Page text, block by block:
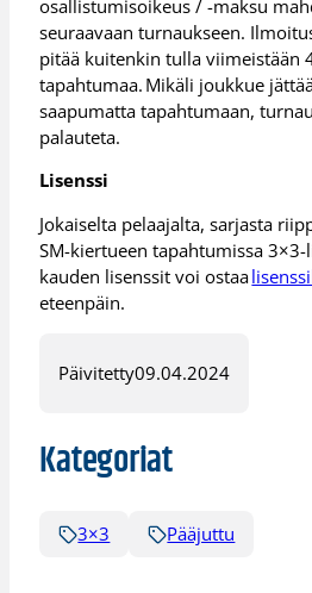
osallistumisoikeus / -maksu
seuraavaan turnaukseen.
pitää kuitenkin tulla viimeistään
tapahtumaa. Mikäli joukkue
saapumatta tapahtumaan,
palauteta.
Lisenssi
Jokaiselta pelaajalta, sarjasta
SM-kiertueen tapahtumissa 3×3-
kauden lisenssit voi ostaa
eteenpäin.
Päivitetty09.04.2024
Kategoriat
3×3 Pääjuttu